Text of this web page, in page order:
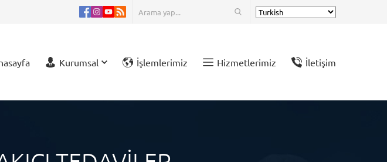
Kurumsal İşlemlerimiz Hizmetlerimiz İletişim